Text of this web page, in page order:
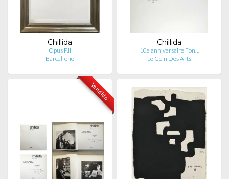
Chillida
Opus P.II
Barcel-one
Chillida
10e anniversaire Fon…
Le Coin Des Arts
Vendido